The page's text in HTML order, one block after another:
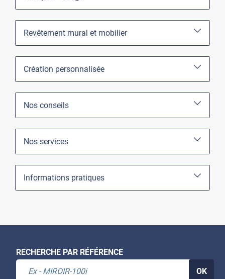
Revêtement mural et mobilier
Création personnalisée
Nos conseils
Nos services
Informations pratiques
RECHERCHE PAR RÉFÉRENCE
OK